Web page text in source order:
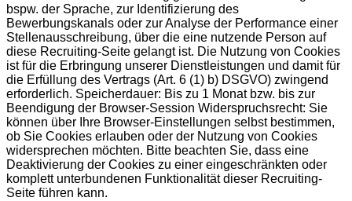
bspw. der Sprache, zur Identifizierung des
Bewerbungskanals oder zur Analyse der Performance einer
Stellenausschreibung, über die eine nutzende Person auf
diese Recruiting-Seite gelangt ist. Die Nutzung von Cookies
ist für die Erbringung unserer Dienstleistungen und damit für
die Erfüllung des Vertrags (Art. 6 (1) b) DSGVO) zwingend
erforderlich. Speicherdauer: Bis zu 1 Monat bzw. bis zur
Beendigung der Browser-Session Widerspruchsrecht: Sie
können über Ihre Browser-Einstellungen selbst bestimmen,
ob Sie Cookies erlauben oder der Nutzung von Cookies
widersprechen möchten. Bitte beachten Sie, dass eine
Deaktivierung der Cookies zu einer eingeschränkten oder
komplett unterbundenen Funktionalität dieser Recruiting-
Seite führen kann.